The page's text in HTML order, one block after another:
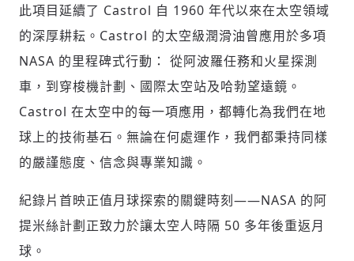
此項目延續了 Castrol 自 1960 年代以來在太空領域
的深厚耕耘。Castrol 的太空級潤滑油曾應用於多項
NASA 的里程碑式行動： 從阿波羅任務和火星探測
車，到穿梭機計劃、國際太空站及哈勃望遠鏡。
Castrol 在太空中的每一項應用，都轉化為我們在地
球上的技術基石。無論在何處運作，我們都秉持同樣
的嚴謹態度、信念與專業知識。
紀錄片首映正值月球探索的關鍵時刻——NASA 的阿
提米絲計劃正致力於讓太空人時隔 50 多年後重返月
球。